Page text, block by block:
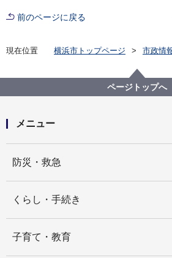
前のページに戻る
現在位置 横浜市トップページ 市政情
ファシリティマネジメントの推進
横浜市公共施設アニュアルレポ
ページトップへ
メニュー
防災・救急
くらし・手続き
子育て・教育